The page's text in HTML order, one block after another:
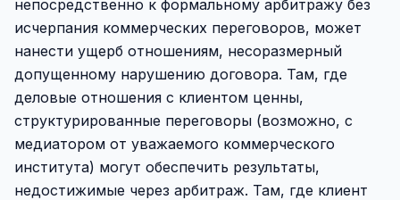
непосредственно к формальному арбитражу без
исчерпания коммерческих переговоров, может
нанести ущерб отношениям, несоразмерный
допущенному нарушению договора. Там, где
деловые отношения с клиентом ценны,
структурированные переговоры (возможно, с
медиатором от уважаемого коммерческого
института) могут обеспечить результаты,
недостижимые через арбитраж. Там, где клиент